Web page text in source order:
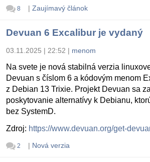
8 | Zaujímavý článok
Devuan 6 Excalibur je vydaný
03.11.2025 | 22:52 | menom
Na svete je nová stabilná verzia
Devuan s číslom 6 a kódovým menom
z Debian 13 Trixie. Projekt Devuan sa
poskytovanie alternatívy k Debianu,
bez SystemD.
Zdroj: https://www.devuan.org/get-
2 | Nová verzia